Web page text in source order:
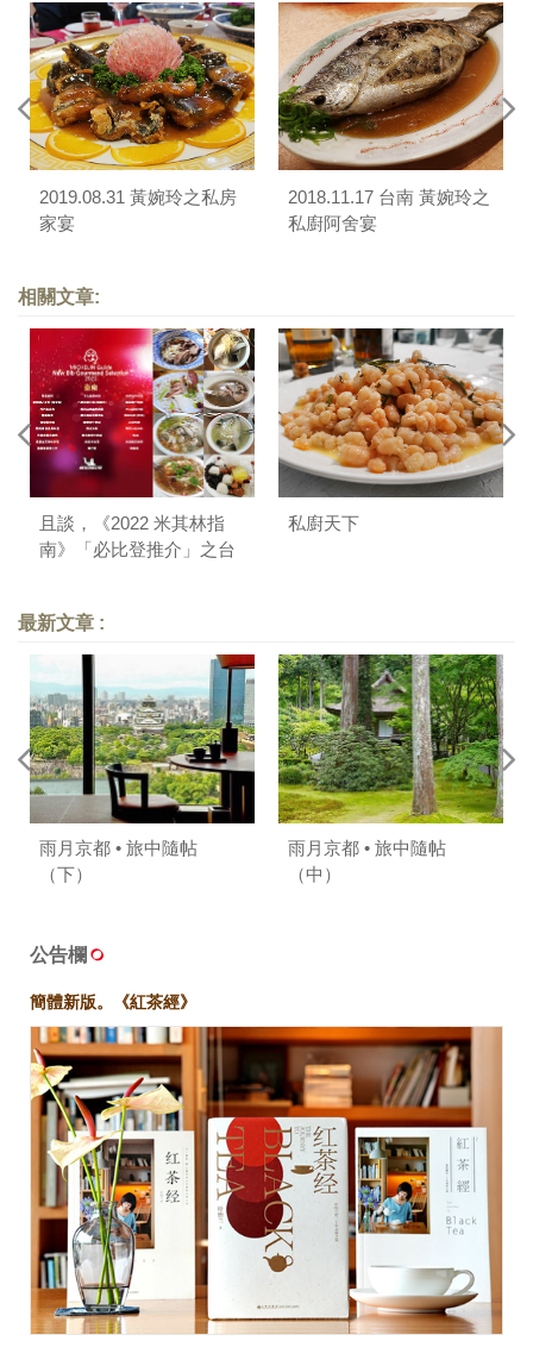
2019.08.31 黃婉玲之私房
家宴
2018.11.17 台南 黃婉玲之
私廚阿舍宴
相關文章:
且談，《2022 米其林指
南》「必比登推介」之台
私廚天下
最新文章 :
雨月京都 • 旅中隨帖
（下）
雨月京都 • 旅中隨帖
（中）
公告欄
簡體新版。《紅茶經》